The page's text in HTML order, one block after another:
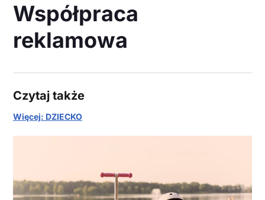
Współpraca
reklamowa
Czytaj także
Więcej: DZIECKO